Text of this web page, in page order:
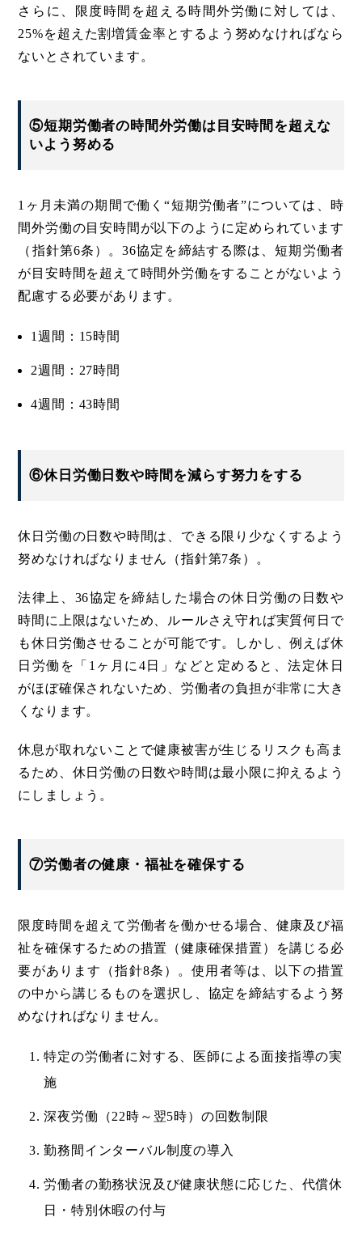
さらに、限度時間を超える時間外労働に対しては、
25%を超えた割増賃金率とするよう努めなければなら
ないとされています。
⑤短期労働者の時間外労働は目安時間を超えな
いよう努める
1ヶ月未満の期間で働く“短期労働者”については、時
間外労働の目安時間が以下のように定められています
（指針第6条）。36協定を締結する際は、短期労働者
が目安時間を超えて時間外労働をすることがないよう
配慮する必要があります。
1週間：15時間
2週間：27時間
4週間：43時間
⑥休日労働日数や時間を減らす努力をする
休日労働の日数や時間は、できる限り少なくするよう
努めなければなりません（指針第7条）。
法律上、36協定を締結した場合の休日労働の日数や
時間に上限はないため、ルールさえ守れば実質何日で
も休日労働させることが可能です。しかし、例えば休
日労働を「1ヶ月に4日」などと定めると、法定休日
がほぼ確保されないため、労働者の負担が非常に大き
くなります。
休息が取れないことで健康被害が生じるリスクも高ま
るため、休日労働の日数や時間は最小限に抑えるよう
にしましょう。
⑦労働者の健康・福祉を確保する
限度時間を超えて労働者を働かせる場合、健康及び福
祉を確保するための措置（健康確保措置）を講じる必
要があります（指針8条）。使用者等は、以下の措置
の中から講じるものを選択し、協定を締結するよう努
めなければなりません。
特定の労働者に対する、医師による面接指導の実
施
深夜労働（22時～翌5時）の回数制限
勤務間インターバル制度の導入
労働者の勤務状況及び健康状態に応じた、代償休
日・特別休暇の付与